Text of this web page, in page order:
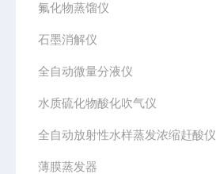
氟化物蒸馏仪
石墨消解仪
全自动微量分液仪
水质硫化物酸化吹气仪
全自动放射性水样蒸发浓缩赶酸仪
薄膜蒸发器